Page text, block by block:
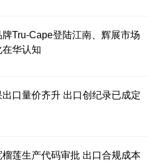
Tru-Cape登陆江南、辉展市场
在华认知
口量价齐升 出口创纪录已成定
榴莲生产代码审批 出口合规成本